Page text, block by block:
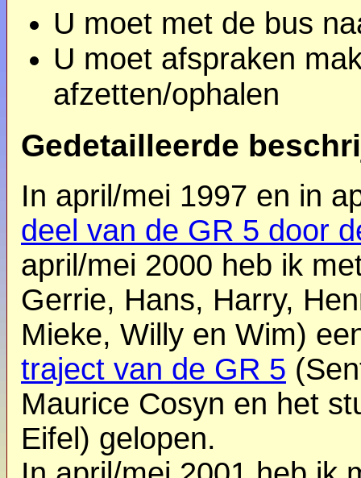
U moet met de bus
U moet afspraken
afzetten/ophalen
Gedetailleerde
In april/mei 1997 en in
deel van de GR 5 door
april/mei 2000 heb ik
Gerrie, Hans, Harry,
Mieke, Willy en Wim)
traject van de GR 5
Maurice Cosyn en het
Eifel) gelopen.